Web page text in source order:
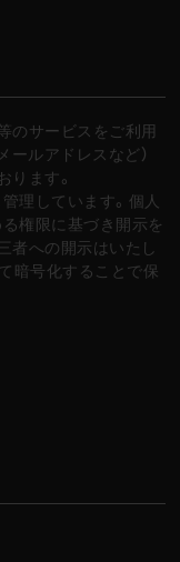
のサービスをご利用
ールアドレスなど）
ります。
理しています。個人
権限に基づき開示を
者への開示はいたし
暗号化することで保